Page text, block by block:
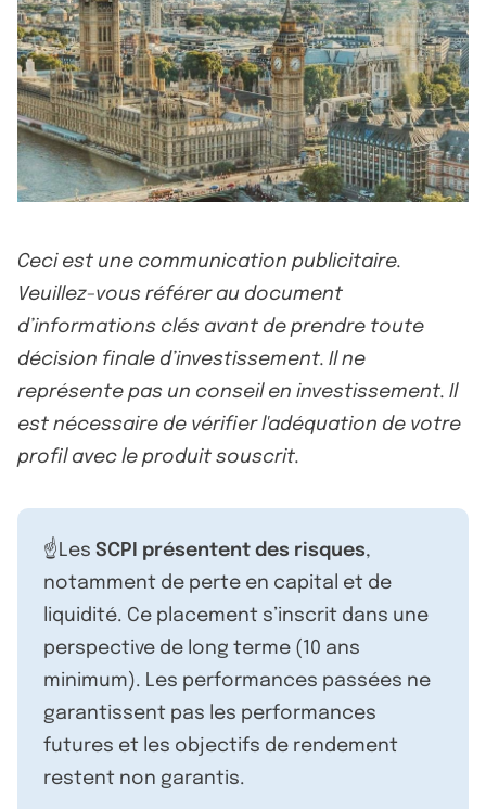
Ceci est une communication publicitaire.
Veuillez-vous référer au document
d’informations clés avant de prendre toute
décision finale d’investissement. Il ne
représente pas un conseil en investissement. Il
est nécessaire de vérifier l'adéquation de votre
profil avec le produit souscrit.
☝️Les SCPI présentent des risques,
notamment de perte en capital et de
liquidité. Ce placement s’inscrit dans une
perspective de long terme (10 ans
minimum). Les performances passées ne
garantissent pas les performances
futures et les objectifs de rendement
restent non garantis.